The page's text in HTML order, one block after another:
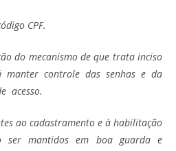
CPF.
do mecanismo de que trata inciso
controle das senhas e da
acesso.
ao cadastramento e à habilitação
ser mantidos em boa guarda e